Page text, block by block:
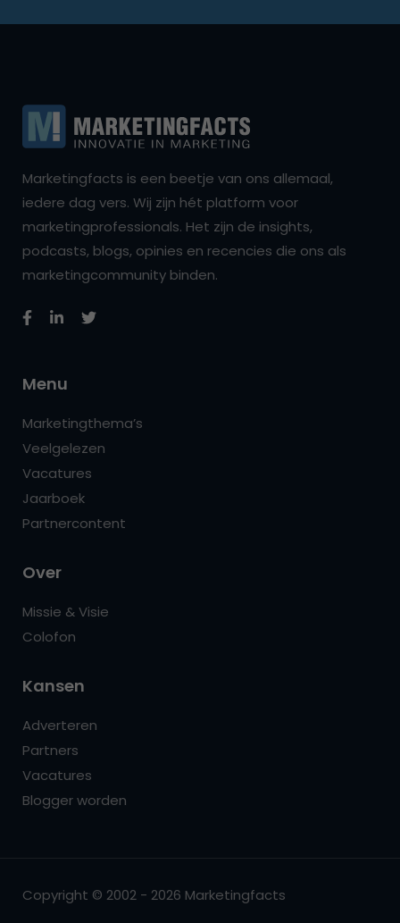
Marketingfacts is een beetje van ons allemaal,
iedere dag vers. Wij zijn hét platform voor
marketingprofessionals. Het zijn de insights,
podcasts, blogs, opinies en recencies die ons als
marketingcommunity binden.
Menu
Marketingthema’s
Veelgelezen
Vacatures
Jaarboek
Partnercontent
Over
Missie & Visie
Colofon
Kansen
Adverteren
Partners
Vacatures
Blogger worden
Copyright © 2002 - 2026 Marketingfacts